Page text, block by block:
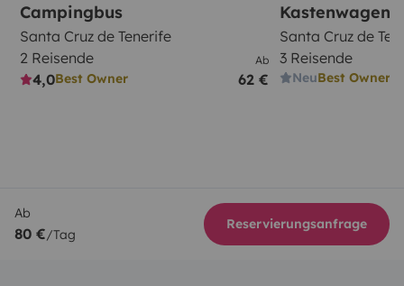
Campingbus
Santa Cruz de Tenerife
2 Reisende
4,0Best Owner
Ab
62 €
Kastenwagen
Santa Cruz de
3 Reisende
NeuBest Owner
Ab
80 €/Tag
Reservierungsanfrage